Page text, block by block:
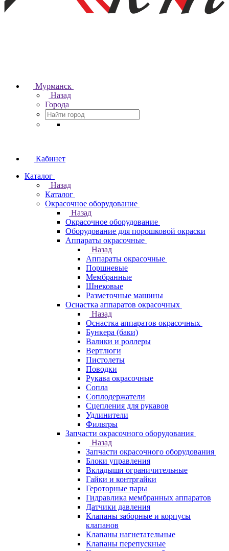
Мурманск
Назад
Города
Кабинет
Каталог
Назад
Каталог
Окрасочное оборудование
Назад
Окрасочное оборудование
Оборудование для порошковой окраски
Аппараты окрасочные
Назад
Аппараты окрасочные
Поршневые
Мембранные
Шнековые
Разметочные машины
Оснастка аппаратов окрасочных
Назад
Оснастка аппаратов окрасочных
Бункера (баки)
Валики и роллеры
Вертлюги
Пистолеты
Поводки
Рукава окрасочные
Сопла
Соплодержатели
Сцепления для рукавов
Удлинители
Фильтры
Запчасти окрасочного оборудования
Назад
Запчасти окрасочного оборудования
Блоки управления
Вкладыши ограничительные
Гайки и контргайки
Героторные пары
Гидравлика мембранных аппаратов
Датчики давления
Клапаны заборные и корпусы
клапанов
Клапаны нагнетательные
Клапаны перепускные